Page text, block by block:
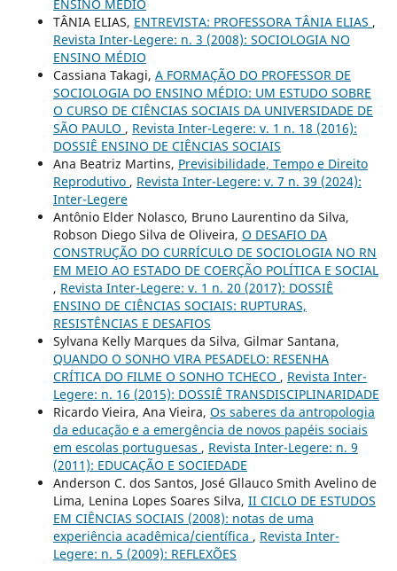
ENSINO MÉDIO
TÂNIA ELIAS, ENTREVISTA: PROFESSORA TÂNIA ELIAS ,
Revista Inter-Legere: n. 3 (2008): SOCIOLOGIA NO
ENSINO MÉDIO
Cassiana Takagi, A FORMAÇÃO DO PROFESSOR DE
SOCIOLOGIA DO ENSINO MÉDIO: UM ESTUDO SOBRE
O CURSO DE CIÊNCIAS SOCIAIS DA UNIVERSIDADE DE
SÃO PAULO , Revista Inter-Legere: v. 1 n. 18 (2016):
DOSSIÊ ENSINO DE CIÊNCIAS SOCIAIS
Ana Beatriz Martins, Previsibilidade, Tempo e Direito
Reprodutivo , Revista Inter-Legere: v. 7 n. 39 (2024):
Inter-Legere
Antônio Elder Nolasco, Bruno Laurentino da Silva,
Robson Diego Silva de Oliveira, O DESAFIO DA
CONSTRUÇÃO DO CURRÍCULO DE SOCIOLOGIA NO RN
EM MEIO AO ESTADO DE COERÇÃO POLÍTICA E SOCIAL
, Revista Inter-Legere: v. 1 n. 20 (2017): DOSSIÊ
ENSINO DE CIÊNCIAS SOCIAIS: RUPTURAS,
RESISTÊNCIAS E DESAFIOS
Sylvana Kelly Marques da Silva, Gilmar Santana,
QUANDO O SONHO VIRA PESADELO: RESENHA
CRÍTICA DO FILME O SONHO TCHECO , Revista Inter-
Legere: n. 16 (2015): DOSSIÊ TRANSDISCIPLINARIDADE
Ricardo Vieira, Ana Vieira, Os saberes da antropologia
da educação e a emergência de novos papéis sociais
em escolas portuguesas , Revista Inter-Legere: n. 9
(2011): EDUCAÇÃO E SOCIEDADE
Anderson C. dos Santos, José Gllauco Smith Avelino de
Lima, Lenina Lopes Soares Silva, II CICLO DE ESTUDOS
EM CIÊNCIAS SOCIAIS (2008): notas de uma
experiência acadêmica/científica , Revista Inter-
Legere: n. 5 (2009): REFLEXÕES